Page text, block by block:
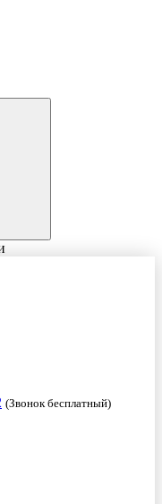
(Звонок бесплатный)